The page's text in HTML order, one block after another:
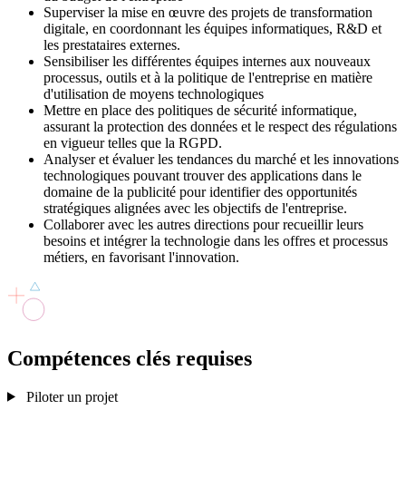
Superviser la mise en œuvre des projets de transformation
digitale, en coordonnant les équipes informatiques, R&D et
les prestataires externes.
Sensibiliser les différentes équipes internes aux nouveaux
processus, outils et à la politique de l'entreprise en matière
d'utilisation de moyens technologiques
Mettre en place des politiques de sécurité informatique,
assurant la protection des données et le respect des régulations
en vigueur telles que la RGPD.
Analyser et évaluer les tendances du marché et les innovations
technologiques pouvant trouver des applications dans le
domaine de la publicité pour identifier des opportunités
stratégiques alignées avec les objectifs de l'entreprise.
Collaborer avec les autres directions pour recueillir leurs
besoins et intégrer la technologie dans les offres et processus
métiers, en favorisant l'innovation.
Compétences clés requises
Piloter un projet